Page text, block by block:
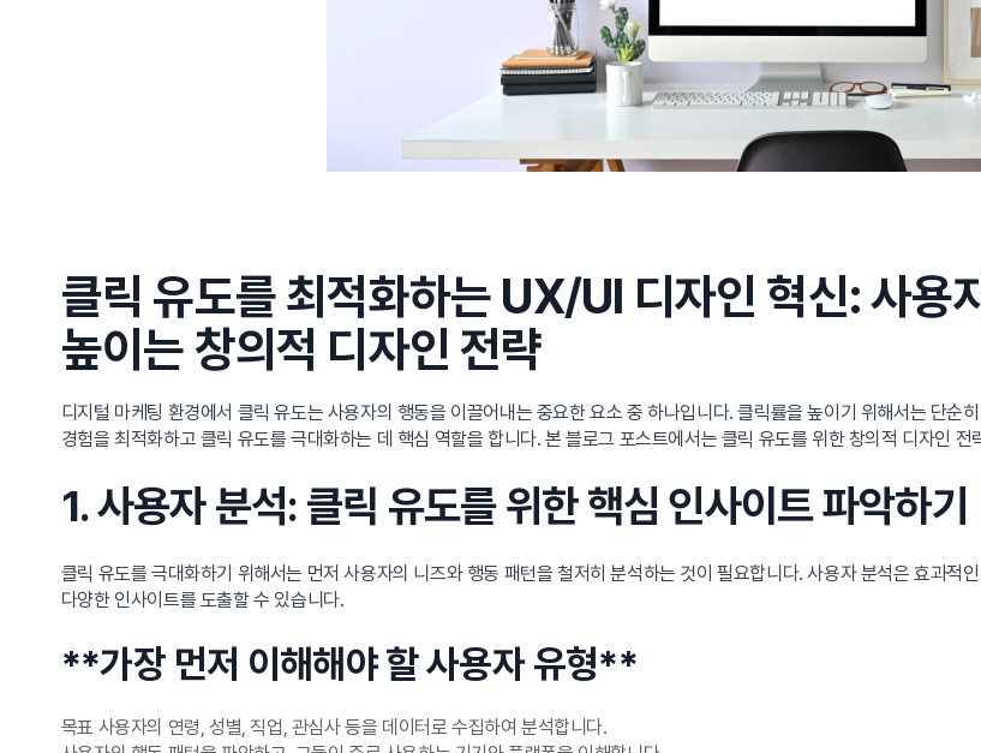
클릭 유도를 최적화하는 UX/UI 디자인 혁신: 사용
높이는 창의적 디자인 전략
디지털 마케팅 환경에서 클릭 유도는 사용자의 행동을 이끌어내는 중요한 요소 중 하나입니다. 클릭률을 높이기 위해서는 단
경험을 최적화하고 클릭 유도를 극대화하는 데 핵심 역할을 합니다. 본 블로그 포스트에서는 클릭 유도를 위한 창의적 디자인
1. 사용자 분석: 클릭 유도를 위한 핵심 인사이트 파악하기
클릭 유도를 극대화하기 위해서는 먼저 사용자의 니즈와 행동 패턴을 철저히 분석하는 것이 필요합니다. 사용자 분석은 효과
다양한 인사이트를 도출할 수 있습니다.
**가장 먼저 이해해야 할 사용자 유형**
목표 사용자의 연령, 성별, 직업, 관심사 등을 데이터로 수집하여 분석합니다.